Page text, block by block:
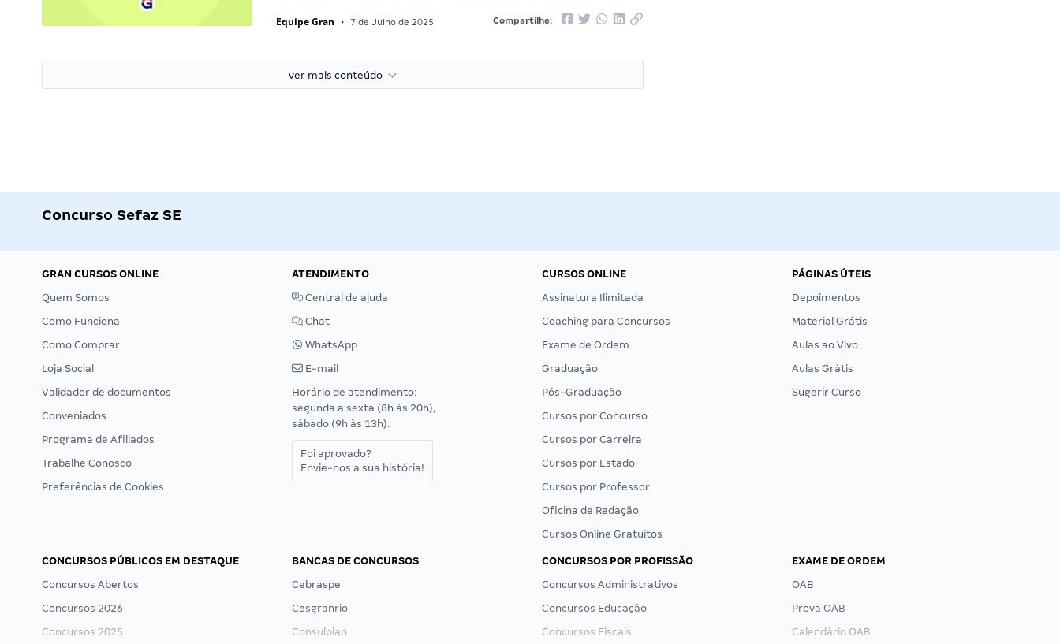
Equipe Gran • 7 de Julho de 2025 Compartilhe:
ver mais conteúdo
Concurso Sefaz SE
GRAN CURSOS ONLINE
Quem Somos
Como Funciona
Como Comprar
Loja Social
Validador de documentos
Conveniados
Programa de Afiliados
Trabalhe Conosco
Preferências de Cookies
ATENDIMENTO
Central de ajuda
Chat
WhatsApp
E-mail
Horário de atendimento:
segunda a sexta (8h às 20h),
sábado (9h às 13h).
Foi aprovado?
Envie-nos a sua história!
CURSOS ONLINE
Assinatura Ilimitada
Coaching para Concursos
Exame de Ordem
Graduação
Pós-Graduação
Cursos por Concurso
Cursos por Carreira
Cursos por Estado
Cursos por Professor
Oficina de Redação
Cursos Online Gratuitos
PÁGINAS ÚTEIS
Depoimentos
Material Grátis
Aulas ao Vivo
Aulas Grátis
Sugerir Curso
CONCURSOS PÚBLICOS EM DESTAQUE
Concursos Abertos
Concursos 2026
Concursos 2025
BANCAS DE CONCURSOS
Cebraspe
Cesgranrio
Consulplan
CONCURSOS POR PROFISSÃO
Concursos Administrativos
Concursos Educação
Concursos Fiscais
EXAME DE ORDEM
OAB
Prova OAB
Calendário OAB